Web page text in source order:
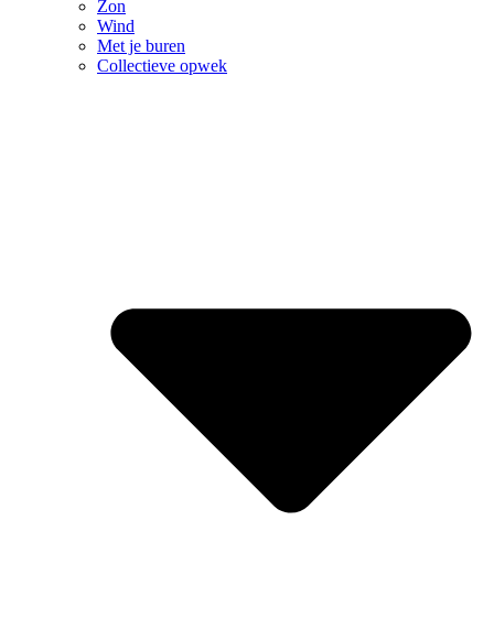
Zon
Wind
Met je buren
Collectieve opwek